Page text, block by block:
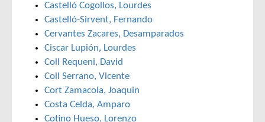
Castelló Cogollos, Lourdes
Castelló-Sirvent, Fernando
Cervantes Zacares, Desamparados
Ciscar Lupión, Lourdes
Coll Requeni, David
Coll Serrano, Vicente
Cort Zamacola, Joaquin
Costa Celda, Amparo
Cotino Hueso, Lorenzo